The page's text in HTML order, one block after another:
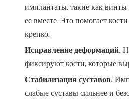
имплантаты, такие как
ее вместе. Это помогает
крепко.
Исправление деформаций.
фиксируют кости, которые
Стабилизация суставов.
слабые суставы сильнее и